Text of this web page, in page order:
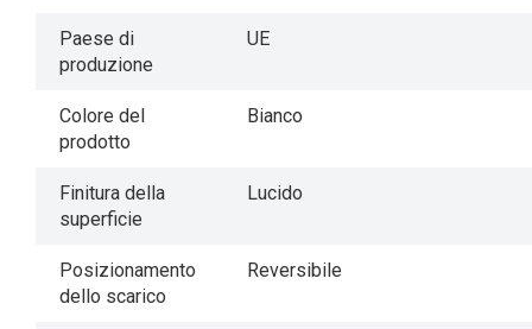
Paese di
produzione
UE
Colore del
prodotto
Bianco
Finitura della
superficie
Lucido
Posizionamento
dello scarico
Reversibile